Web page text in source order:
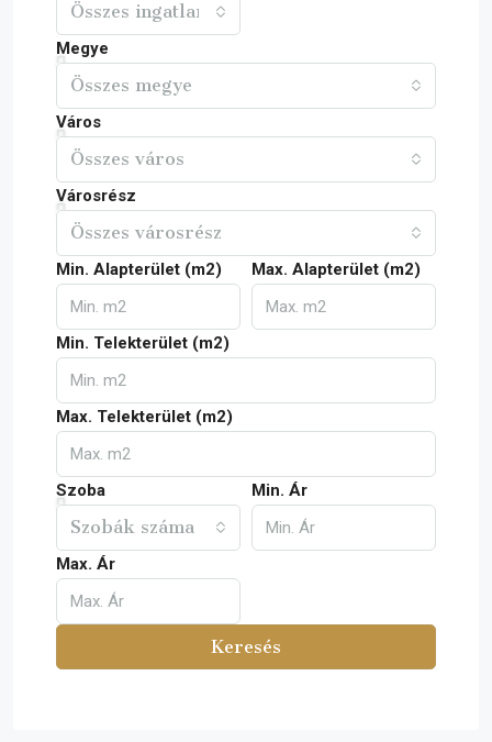
Összes ingatlan
Megye
Összes megye
Város
Összes város
Városrész
Összes városrész
Min. Alapterület (m2) Max. Alapterület (m2)
Min. Telekterület (m2)
Max. Telekterület (m2)
Szoba
Szobák száma
Min. Ár
Max. Ár
Keresés